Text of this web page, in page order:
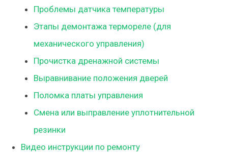
Проблемы датчика температуры
Этапы демонтажа термореле (для
механического управления)
Прочистка дренажной системы
Выравнивание положения дверей
Поломка платы управления
Смена или выправление уплотнительной
резинки
Видео инструкции по ремонту